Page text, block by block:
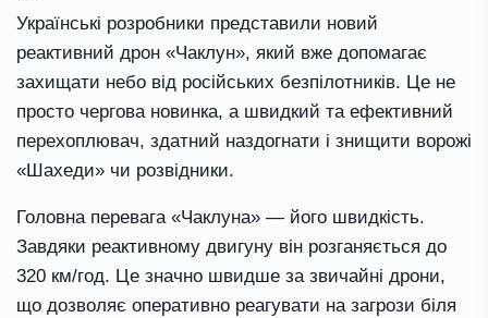
Українські розробники представили новий
реактивний дрон «Чаклун», який вже допомагає
захищати небо від російських безпілотників. Це не
просто чергова новинка, а швидкий та ефективний
перехоплювач, здатний наздогнати і знищити ворожі
«Шахеди» чи розвідники.
Головна перевага «Чаклуна» — його швидкість.
Завдяки реактивному двигуну він розганяється до
320 км/год. Це значно швидше за звичайні дрони,
що дозволяє оперативно реагувати на загрози біля